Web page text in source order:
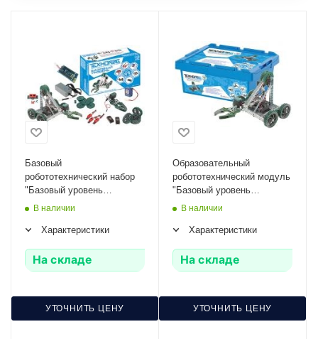
Базовый
робототехнический набор
"Базовый уровень
Ардуино" ТВ-0441С-17
В наличии
Характеристики
На складе
УТОЧНИТЬ ЦЕНУ
Образовательный
робототехнический модуль
"Базовый уровень
(Ардуино)" ТВ-0441
В наличии
Характеристики
На складе
УТОЧНИТЬ ЦЕНУ